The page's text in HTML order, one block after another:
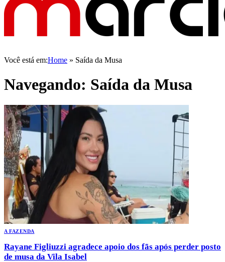
Você está em:Home » Saída da Musa
Navegando: Saída da Musa
A FAZENDA
Rayane Figliuzzi agradece apoio dos fãs após perder posto
de musa da Vila Isabel